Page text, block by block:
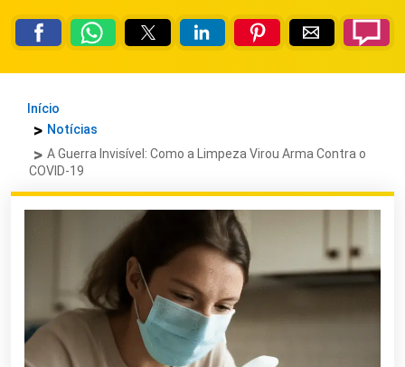
Início
Notícias
A Guerra Invisível: Como a Limpeza Virou Arma Contra o
COVID-19